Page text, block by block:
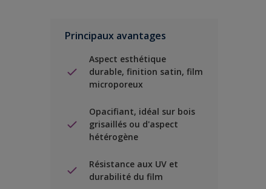
Principaux avantages
Aspect esthétique
durable, finition satin, film
microporeux
Opacifiant, idéal sur bois
grisaillés ou d'aspect
hétérogène
Résistance aux UV et
durabilité du film